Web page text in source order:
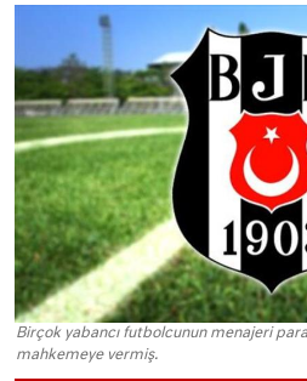
Birçok yabancı futbolcunun menajeri
mahkemeye vermiş.